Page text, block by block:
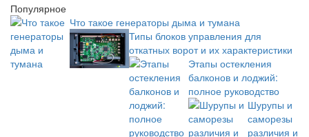
Популярное
Что такое генераторы дыма и тумана
Типы блоков управления для
откатных ворот и их характеристики
Этапы остекления
балконов и лоджий:
полное руководство
Шурупы и
саморезы
различия и